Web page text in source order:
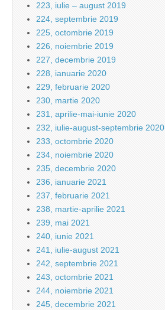
223, iulie – august 2019
224, septembrie 2019
225, octombrie 2019
226, noiembrie 2019
227, decembrie 2019
228, ianuarie 2020
229, februarie 2020
230, martie 2020
231, aprilie-mai-iunie 2020
232, iulie-august-septembrie 2020
233, octombrie 2020
234, noiembrie 2020
235, decembrie 2020
236, ianuarie 2021
237, februarie 2021
238, martie-aprilie 2021
239, mai 2021
240, iunie 2021
241, iulie-august 2021
242, septembrie 2021
243, octombrie 2021
244, noiembrie 2021
245, decembrie 2021